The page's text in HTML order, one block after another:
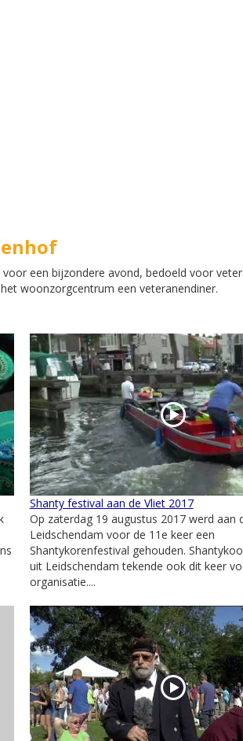
een bijzondere avond, bedoeld voor
woonzorgcentrum een veteranendiner.
Shanty festival aan de Vliet 2017
Op zaterdag 19 augustus 2017 werd aan
Leidschendam voor de 11e keer een
Shantykorenfestival gehouden.
uit Leidschendam tekende ook dit keer
organisatie....